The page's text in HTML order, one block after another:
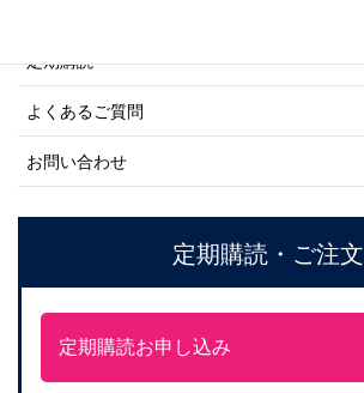
定期購読
よくあるご質問
お問い合わせ
定期購読・ご注文
定期購読お申し込み